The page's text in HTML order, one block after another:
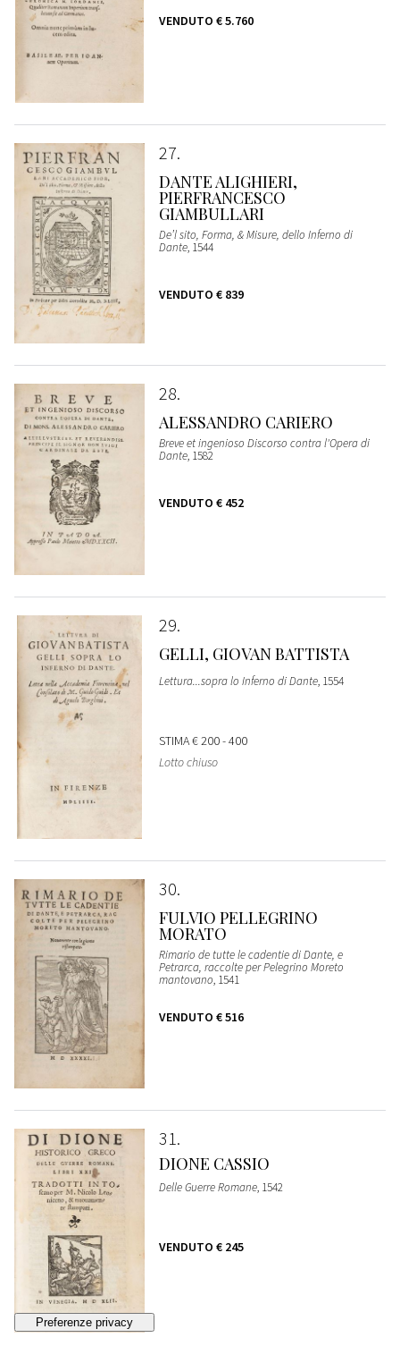
VENDUTO € 5.760
27
DANTE ALIGHIERI,
PIERFRANCESCO
GIAMBULLARI
De’l sito, Forma, & Misure, dello Inferno di
Dante, 1544
VENDUTO € 839
28
ALESSANDRO CARIERO
Breve et ingenioso Discorso contra l'Opera di
Dante, 1582
VENDUTO € 452
29
GELLI, GIOVAN BATTISTA
Lettura...sopra lo Inferno di Dante, 1554
STIMA€ 200 - 400
Lotto chiuso
30
FULVIO PELLEGRINO
MORATO
Rimario de tutte le cadentie di Dante, e
Petrarca, raccolte per Pelegrino Moreto
mantovano, 1541
VENDUTO € 516
31
DIONE CASSIO
Delle Guerre Romane, 1542
VENDUTO € 245